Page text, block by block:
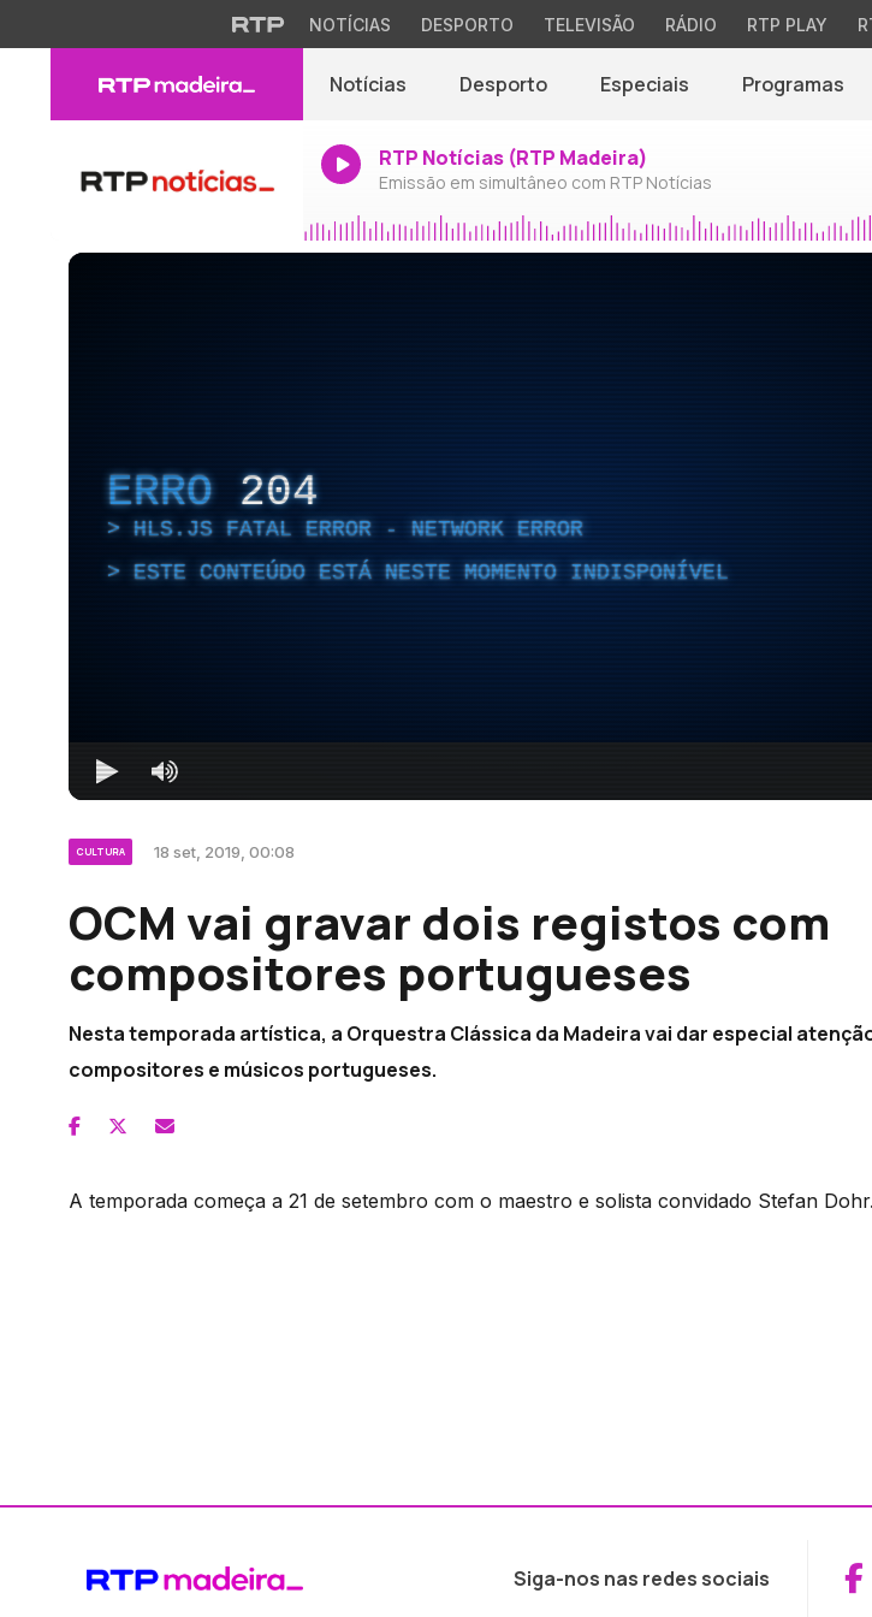
NOTÍCIAS DESPORTO TELEVISÃO RÁDIO RTP PLAY
Notícias Desporto Especiais Programas
RTP Notícias (RTP Madeira)
Emissão em simultâneo com RTP Notícias
ERRO 204
HLS.JS FATAL ERROR - NETWORK ERROR
ESTE CONTEÚDO ESTÁ NESTE MOMENTO INDISPONÍVEL
CULTURA 18 set, 2019, 00:08
OCM vai gravar dois registos com
compositores portugueses
Nesta temporada artística, a Orquestra Clássica da Madeira vai dar especial
compositores e músicos portugueses.
A temporada começa a 21 de setembro com o maestro e solista convidado Stefan Dohr.
Siga-nos nas redes sociais